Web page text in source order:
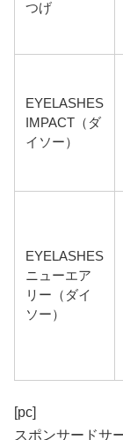
つげ
EYELASHES
IMPACT（ダ
イソー）
EYELASHES
ニューエア
リー（ダイ
ソー）
[pc]
スポンサードサ